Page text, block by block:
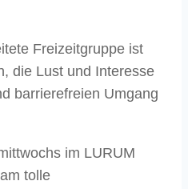
Freizeitgruppe ist
die Lust und Interesse
barrierefreien Umgang
im LURUM
tolle